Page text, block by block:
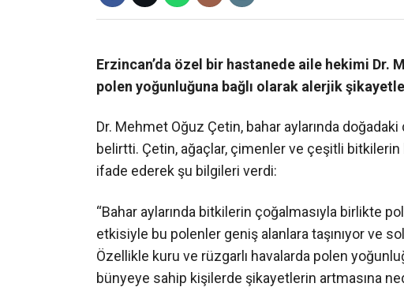
Erzincan’da özel bir hastanede aile hekimi Dr.
polen yoğunluğuna bağlı olarak alerjik
Dr. Mehmet Oğuz Çetin, bahar aylarında
belirtti. Çetin, ağaçlar, çimenler ve çeşitli bitkilerin
ifade ederek şu bilgileri verdi:
“Bahar aylarında bitkilerin çoğalmasıyla birlikte
etkisiyle bu polenler geniş alanlara taşınıyor ve
Özellikle kuru ve rüzgarlı havalarda polen
bünyeye sahip kişilerde şikayetlerin artmasına